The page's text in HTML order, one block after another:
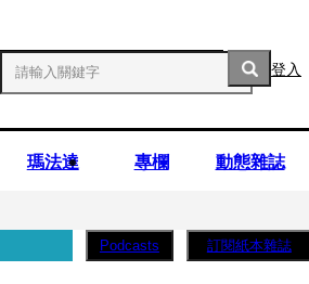
登入
瑪法達 專欄 動態雜誌
Podcasts 訂閱紙本雜誌